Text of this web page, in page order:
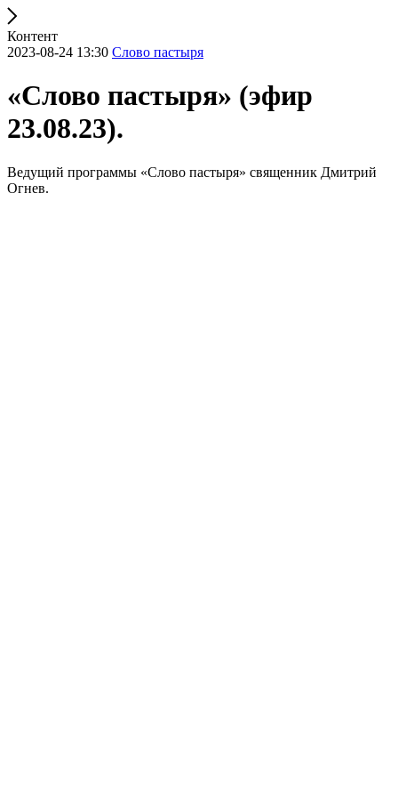
Контент
2023-08-24 13:30 Слово пастыря
«Слово пастыря» (эфир
23.08.23).
Ведущий программы «Слово пастыря» священник Дмитрий
Огнев.